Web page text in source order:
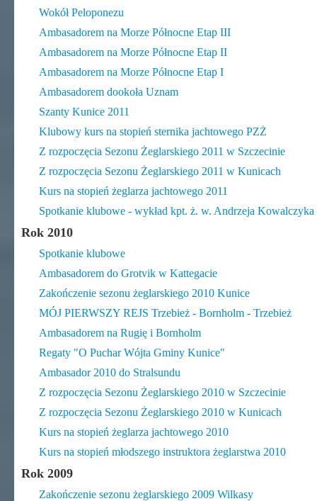
Wokół Peloponezu
Ambasadorem na Morze Północne Etap III
Ambasadorem na Morze Północne Etap II
Ambasadorem na Morze Północne Etap I
Ambasadorem dookoła Uznam
Szanty Kunice 2011
Klubowy kurs na stopień sternika jachtowego PZŻ
Z rozpoczęcia Sezonu Żeglarskiego 2011 w Szczecinie
Z rozpoczęcia Sezonu Żeglarskiego 2011 w Kunicach
Kurs na stopień żeglarza jachtowego 2011
Spotkanie klubowe - wykład kpt. ż. w. Andrzeja Kowalczyka
Rok 2010
Spotkanie klubowe
Ambasadorem do Grotvik w Kattegacie
Zakończenie sezonu żeglarskiego 2010 Kunice
MÓJ PIERWSZY REJS Trzebież - Bornholm - Trzebież
Ambasadorem na Rugię i Bornholm
Regaty "O Puchar Wójta Gminy Kunice"
Ambasador 2010 do Stralsundu
Z rozpoczęcia Sezonu Żeglarskiego 2010 w Szczecinie
Z rozpoczęcia Sezonu Żeglarskiego 2010 w Kunicach
Kurs na stopień żeglarza jachtowego 2010
Kurs na stopień młodszego instruktora żeglarstwa 2010
Rok 2009
Zakończenie sezonu żeglarskiego 2009 Wilkasy